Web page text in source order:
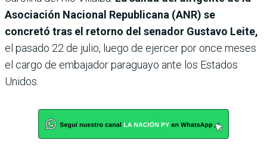
Asociación Nacional Republicana (ANR) se
concretó tras el retorno del senador Gustavo Leite,
el pasado 22 de julio, luego de ejercer por once meses
el cargo de embajador paraguayo ante los Estados
Unidos.